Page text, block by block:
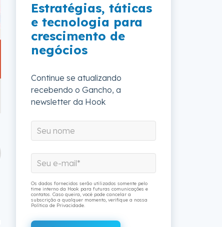
Estratégias, táticas
e tecnologia para
crescimento de
negócios
Continue se atualizando
recebendo o Gancho, a
newsletter da Hook
Os dados fornecidos serão utilizados somente pelo
time interno da Hook para futuras comunicações e
contatos. Caso queira, você pode cancelar a
subscrição a qualquer momento, verifique a nossa
Política de Privacidade.